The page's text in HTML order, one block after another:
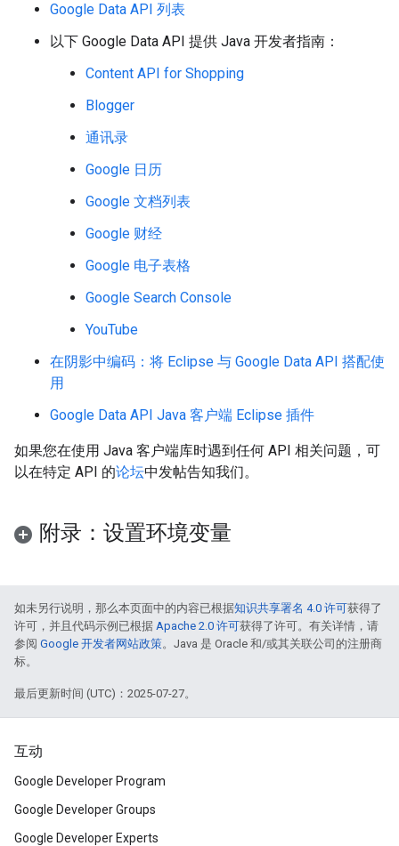
Google Data API 列表
以下 Google Data API 提供 Java 开发者指南：
Content API for Shopping
Blogger
通讯录
Google 日历
Google 文档列表
Google 财经
Google 电子表格
Google Search Console
YouTube
在阴影中编码：将 Eclipse 与 Google Data API 搭配使
用
Google Data API Java 客户端 Eclipse 插件
如果您在使用 Java 客户端库时遇到任何 API 相关问题，可
以在特定 API 的论坛中发帖告知我们。
附录：设置环境变量
如未另行说明，那么本页面中的内容已根据知识共享署名 4.0 许可获得了
许可，并且代码示例已根据 Apache 2.0 许可获得了许可。有关详情，请
参阅 Google 开发者网站政策。Java 是 Oracle 和/或其关联公司的注册商
标。
最后更新时间 (UTC)：2025-07-27。
互动
Google Developer Program
Google Developer Groups
Google Developer Experts